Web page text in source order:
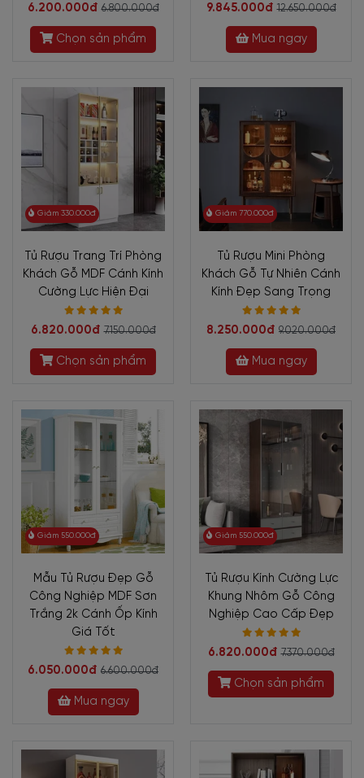
6.200.000đ 6.800.000đ
Chọn sản phẩm
9.845.000đ 12.650.000đ
Mua ngay
Giảm 330.000đ
Tủ Rượu Trang Trí Phòng
Khách Gỗ MDF Cánh Kính
Cường Lực Hiện Đại
6.820.000đ 7.150.000đ
Chọn sản phẩm
Giảm 770.000đ
Tủ Rượu Mini Phòng
Khách Gỗ Tự Nhiên Cánh
Kính Đẹp Sang Trọng
8.250.000đ 9.020.000đ
Mua ngay
Giảm 550.000đ
Mẫu Tủ Rượu Đẹp Gỗ
Công Nghiệp MDF Sơn
Trắng 2k Cánh Ốp Kính
Giá Tốt
6.050.000đ 6.600.000đ
Mua ngay
Giảm 550.000đ
Tủ Rượu Kính Cường Lực
Khung Nhôm Gỗ Công
Nghiệp Cao Cấp Đẹp
6.820.000đ 7.370.000đ
Chọn sản phẩm